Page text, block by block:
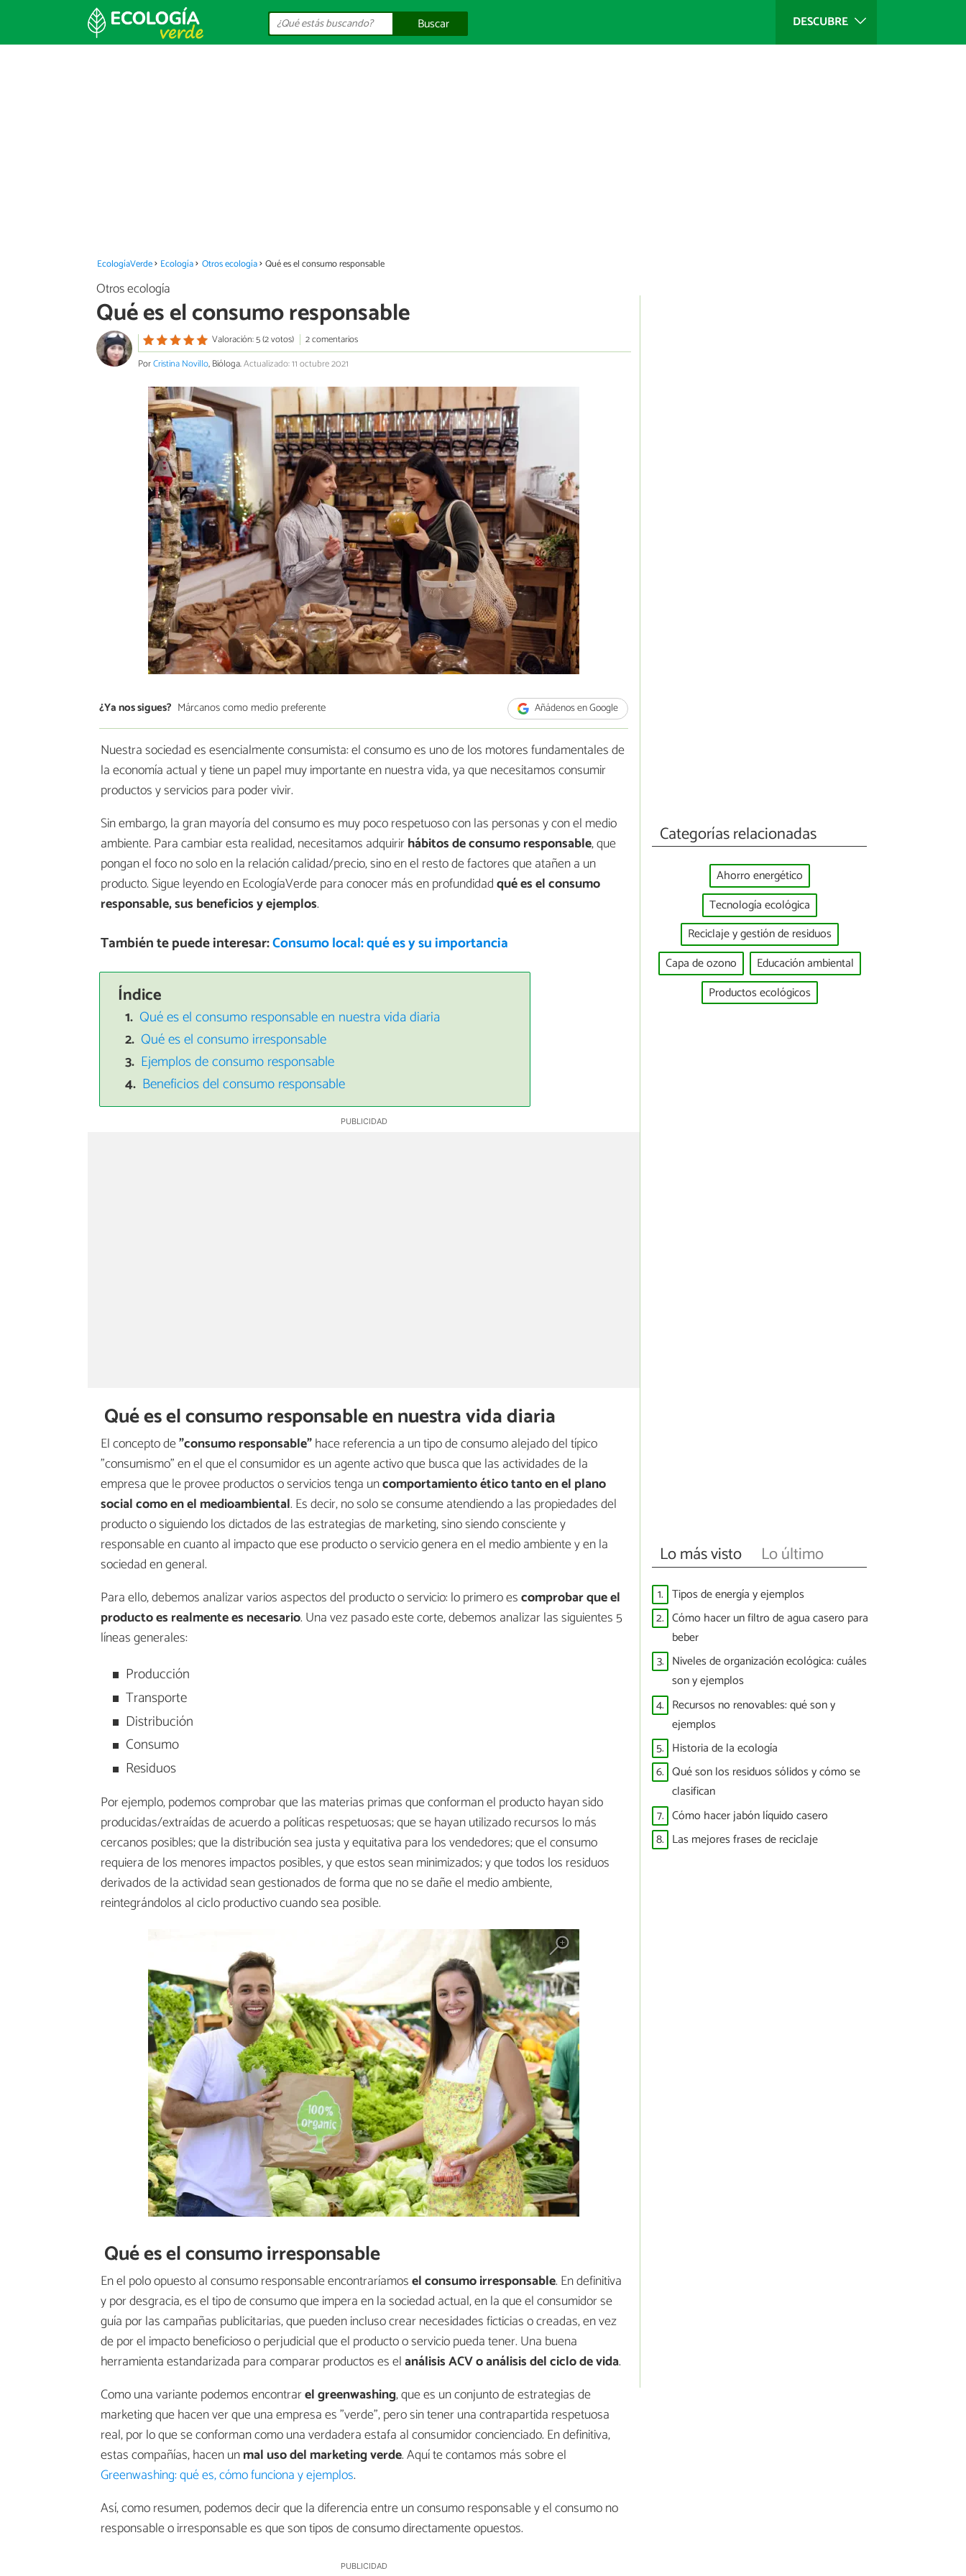
DESCUBRE
Buscar
EcologíaVerde Ecología Otros ecología Qué es el consumo responsable
Otros ecología
Qué es el consumo responsable
Valoración: 5 (2 votos)
2 comentarios
PorCristina Novillo, Bióloga.Actualizado: 11 octubre 2021
¿Ya nos sigues? Márcanos como medio preferente Añádenos en Google
Nuestra sociedad es esencialmente consumista: el consumo es uno de los motores fundamentales de
la economía actual y tiene un papel muy importante en nuestra vida, ya que necesitamos consumir
productos y servicios para poder vivir.
Sin embargo, la gran mayoría del consumo es muy poco respetuoso con las personas y con el medio
ambiente. Para cambiar esta realidad, necesitamos adquirirhábitos de consumo responsable, que
pongan el foco no solo en la relación calidad/precio, sino en el resto de factores que atañen a un
producto. Sigue leyendo en EcologíaVerde para conocer más en profundidadqué es el consumo
responsable, sus beneficios y ejemplos.
También te puede interesar:Consumo local: qué es y su importancia
Índice
Qué es el consumo responsable en nuestra vida diaria
Qué es el consumo irresponsable
Ejemplos de consumo responsable
Beneficios del consumo responsable
Qué es el consumo responsable en nuestra vida diaria
El concepto de"consumo responsable"hace referencia a un tipo de consumo alejado del típico
"consumismo" en el que el consumidor es un agente activo que busca que las actividades de la
empresa que le provee productos o servicios tenga uncomportamiento ético tanto en el plano
social como en el medioambiental. Es decir, no solo se consume atendiendo a las propiedades del
producto o siguiendo los dictados de las estrategias de marketing, sino siendo consciente y
responsable en cuanto al impacto que ese producto o servicio genera en el medio ambiente y en la
sociedad en general.
Para ello, debemos analizar varios aspectos del producto o servicio: lo primero escomprobar que el
producto es realmente es necesario. Una vez pasado este corte, debemos analizar las siguientes 5
líneas generales:
Producción
Transporte
Distribución
Consumo
Residuos
Por ejemplo, podemos comprobar que las materias primas que conforman el producto hayan sido
producidas/extraídas de acuerdo a políticas respetuosas; que se hayan utilizado recursos lo más
cercanos posibles; que la distribución sea justa y equitativa para los vendedores; que el consumo
requiera de los menores impactos posibles, y que estos sean minimizados; y que todos los residuos
derivados de la actividad sean gestionados de forma que no se dañe el medio ambiente,
reintegrándolos al ciclo productivo cuando sea posible.
Qué es el consumo irresponsable
En el polo opuesto al consumo responsable encontraríamosel consumo irresponsable. En definitiva
y por desgracia, es el tipo de consumo que impera en la sociedad actual, en la que el consumidor se
guía por las campañas publicitarias, que pueden incluso crear necesidades ficticias o creadas, en vez
de por el impacto beneficioso o perjudicial que el producto o servicio pueda tener. Una buena
herramienta estandarizada para comparar productos es elanálisis ACV o análisis del ciclo de vida.
Como una variante podemos encontrarel greenwashing, que es un conjunto de estrategias de
marketing que hacen ver que una empresa es "verde", pero sin tener una contrapartida respetuosa
real, por lo que se conforman como una verdadera estafa al consumidor concienciado. En definitiva,
estas compañías, hacen unmal uso del marketing verde. Aquí te contamos más sobre el
Greenwashing: qué es, cómo funciona y ejemplos.
Así, como resumen, podemos decir que la diferencia entre un consumo responsable y el consumo no
responsable o irresponsable es que son tipos de consumo directamente opuestos.
Categorías relacionadas
Ahorro energético
Tecnología ecológica
Reciclaje y gestión de residuos
Capa de ozono
Educación ambiental
Productos ecológicos
Lo más visto Lo último
1. Tipos de energía y ejemplos
2. Cómo hacer un filtro de agua casero para
beber
3. Niveles de organización ecológica: cuáles
son y ejemplos
4. Recursos no renovables: qué son y
ejemplos
5. Historia de la ecología
6. Qué son los residuos sólidos y cómo se
clasifican
7. Cómo hacer jabón líquido casero
8. Las mejores frases de reciclaje